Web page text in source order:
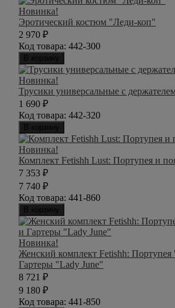
Новинка!
Эротический костюм "Леди-коп"
2 970 ₽
Код товара: 442-300
В корзину
Новинка!
Трусики универсальные с
1 690 ₽
Код товара: 442-320
В корзину
Новинка!
Комплект Fetishh Lust: Портупея и
7 353 ₽
7 740 ₽
Код товара: 441-860
В корзину
Новинка!
Женский комплект Fetishh: Портупея
Гартеры "Lady June"
8 721 ₽
9 180 ₽
Код товара: 441-850